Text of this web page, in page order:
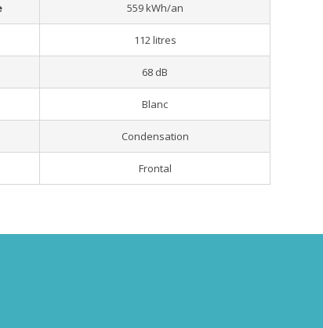
559 kWh/an
112 litres
68 dB
Blanc
Condensation
Frontal